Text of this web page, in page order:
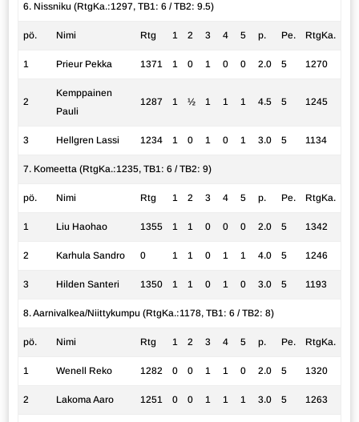
6. Nissniku (RtgKa.:1297, TB1: 6 / TB2: 9.5)
pö. Nimi Rtg 1 2 3 4 5 p. Pe. RtgKa.
1 Prieur Pekka 1371 1 0 1 0 0 2.0 5 1270
2
Kemppainen
Pauli
1287 1 ½ 1 1 1 4.5 5 1245
3 Hellgren Lassi 1234 1 0 1 0 1 3.0 5 1134
7. Komeetta (RtgKa.:1235, TB1: 6 / TB2: 9)
pö. Nimi Rtg 1 2 3 4 5 p. Pe. RtgKa.
1 Liu Haohao 1355 1 1 0 0 0 2.0 5 1342
2 Karhula Sandro 0 1 1 0 1 1 4.0 5 1246
3 Hilden Santeri 1350 1 1 0 1 0 3.0 5 1193
8. Aarnivalkea/Niittykumpu (RtgKa.:1178, TB1: 6 / TB2: 8)
pö. Nimi Rtg 1 2 3 4 5 p. Pe. RtgKa.
1 Wenell Reko 1282 0 0 1 1 0 2.0 5 1320
2 Lakoma Aaro 1251 0 0 1 1 1 3.0 5 1263